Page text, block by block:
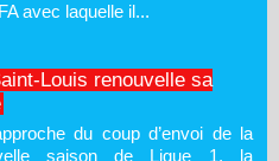
avec laquelle il...
Louis renouvelle sa
du coup d’envoi de la
saison de Ligue 1, la